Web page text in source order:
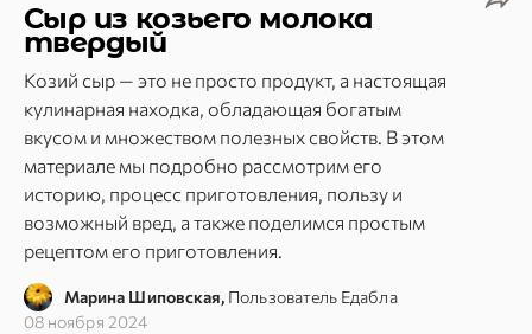
Сыр из козьего молока
твердый
Козий сыр — это не просто продукт, а настоящая
кулинарная находка, обладающая богатым
вкусом и множеством полезных свойств. В этом
материале мы подробно рассмотрим его
историю, процесс приготовления, пользу и
возможный вред, а также поделимся простым
рецептом его приготовления.
Марина Шиповская, Пользователь Едабла
08 ноября 2024